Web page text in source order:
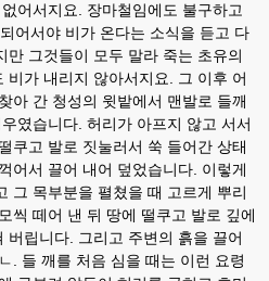
어서지요. 장마철임에도 불구하고
어서야 비가 온다는 소식을 듣고 다
그것들이 모두 말라 죽는 초유의
비가 내리지 않아서지요. 그 이후 어
아 간 청성의 윗밭에서 맨발로 들깨
였습니다. 허리가 아프지 않고 서서
쿠고 발로 짓눌러서 쑥 들어간 상태
어서 끌어 내어 덮었습니다. 이렇게
그 목부분을 펼쳤을 때 고르게 뿌리
씩 떼어 낸 뒤 땅에 떨쿠고 발로 깊에
버립니다. 그리고 주변의 흙을 끌어
. 들 깨를 처음 심을 때는 이런 요령